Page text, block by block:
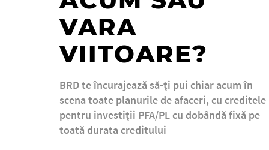
VARA
VIITOARE?
BRD te încurajează să-ți pui chiar acum în
scena toate planurile de afaceri, cu creditele
pentru investiții PFA/PL cu dobândă fixă pe
toată durata creditului